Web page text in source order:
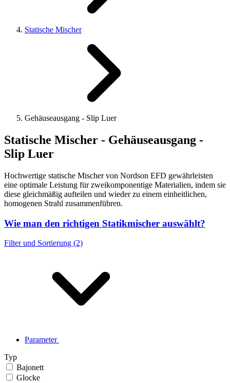
Statische Mischer
Gehäuseausgang - Slip Luer
Statische Mischer - Gehäuseausgang -
Slip Luer
Hochwertige statische Mischer von Nordson EFD gewährleisten
eine optimale Leistung für zweikomponentige Materialien, indem sie
diese gleichmäßig aufteilen und wieder zu einem einheitlichen,
homogenen Strahl zusammenführen.
Wie man den richtigen Statikmischer auswählt?
Filter und Sortierung (2)
Parameter
Typ
Bajonett
Glocke